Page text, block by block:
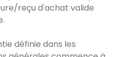
reçu d'achat valide
définie dans les